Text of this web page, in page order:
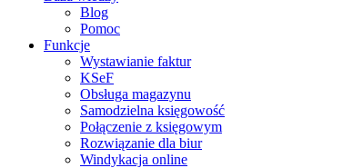
Blog
Pomoc
Funkcje
Wystawianie faktur
KSeF
Obsługa magazynu
Samodzielna księgowość
Połączenie z księgowym
Rozwiązanie dla biur
Windykacja online